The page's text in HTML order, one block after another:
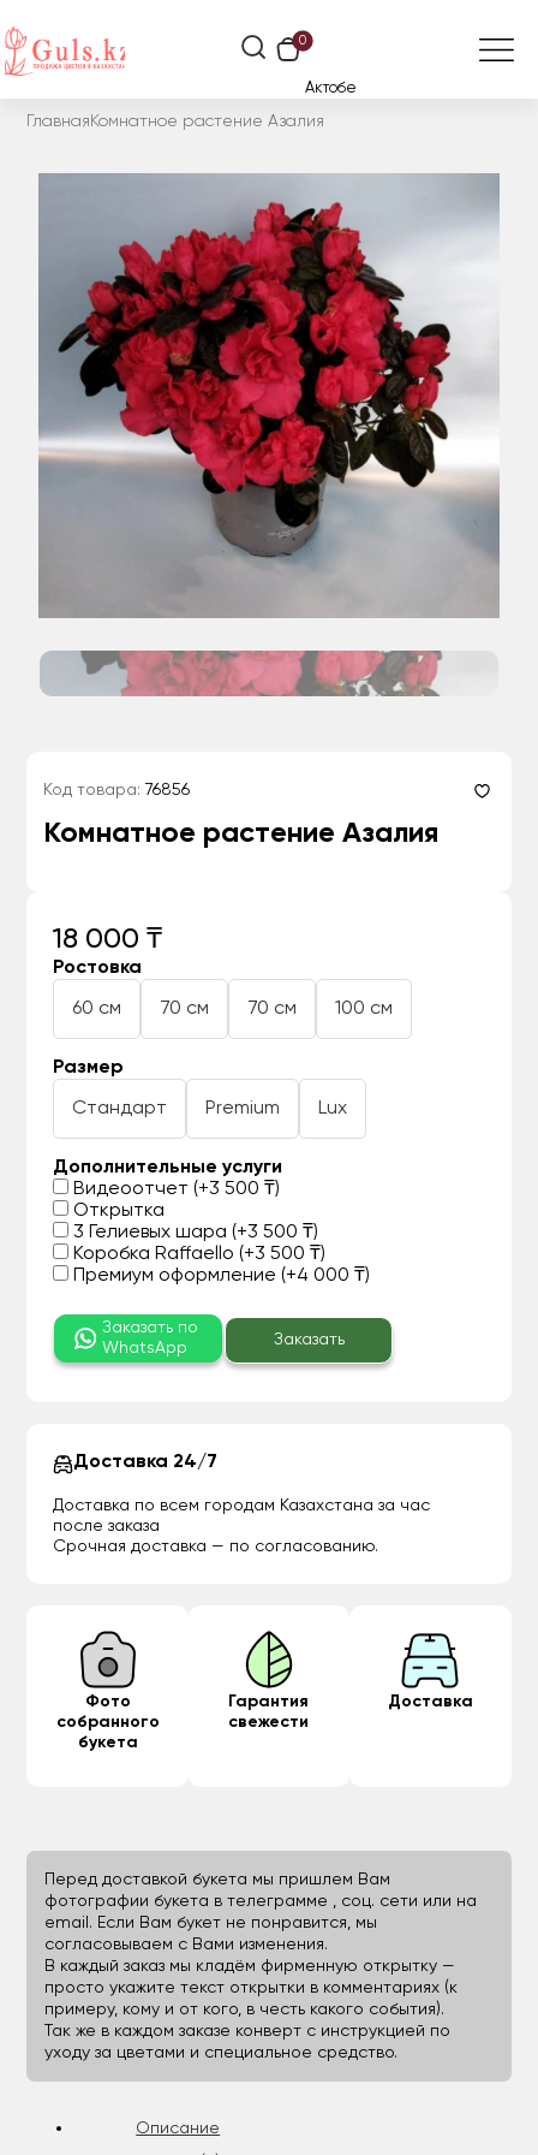
0
Актобе
Главная Комнатное растение Азалия
Код товара: 76856
Комнатное растение Азалия
18 000 ₸
Ростовка
60 см 70 см 70 см 100 см
Размер
Стандарт Premium Lux
Дополнительные услуги
Видеоотчет (+3 500 ₸)
Открытка
3 Гелиевых шара (+3 500 ₸)
Коробка Raffaello (+3 500 ₸)
Премиум оформление (+4 000 ₸)
Заказать по
WhatsApp
Заказать
Доставка 24/7
Доставка по всем городам Казахстана за час
после заказа
Срочная доставка — по согласованию.
Фото
собранного
букета
Гарантия
свежести
Доставка
Перед доставкой букета мы пришлем Вам
фотографии букета в телеграмме , соц. сети или на
email. Если Вам букет не понравится, мы
согласовываем с Вами изменения.
В каждый заказ мы кладём фирменную открытку —
просто укажите текст открытки в комментариях (к
примеру, кому и от кого, в честь какого события).
Так же в каждом заказе конверт с инструкцией по
уходу за цветами и специальное средство.
Описание